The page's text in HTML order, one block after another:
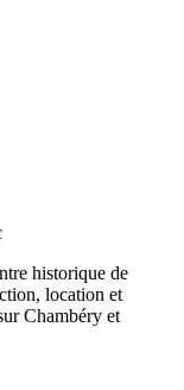
historique de
location et
Chambéry et